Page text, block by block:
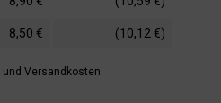
8,50 € (10,12 €)
und Versandkosten